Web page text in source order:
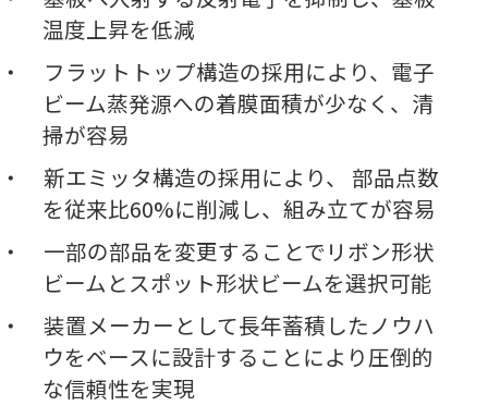
温度上昇を低減
フラットトップ構造の採用により、電子
ビーム蒸発源への着膜面積が少なく、清
掃が容易
新エミッタ構造の採用により、 部品点数
を従来比60%に削減し、組み立てが容易
一部の部品を変更することでリボン形状
ビームとスポット形状ビームを選択可能
装置メーカーとして長年蓄積したノウハ
ウをベースに設計することにより圧倒的
な信頼性を実現